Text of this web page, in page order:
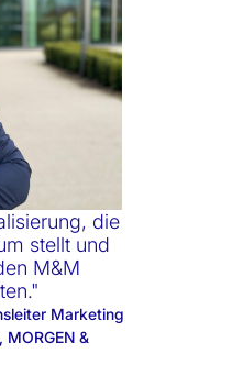
die
stellt und
M&M
Marketing
&